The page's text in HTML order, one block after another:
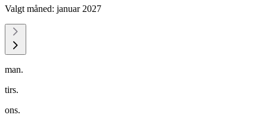
Valgt måned: januar 2027
man.
tirs.
ons.